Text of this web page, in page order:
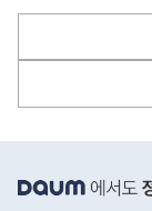
다
음
단